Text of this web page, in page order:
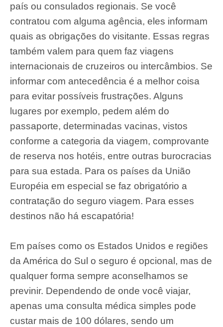
país ou consulados regionais. Se você
contratou com alguma agência, eles informam
quais as obrigações do visitante. Essas regras
também valem para quem faz viagens
internacionais de cruzeiros ou intercâmbios. Se
informar com antecedência é a melhor coisa
para evitar possíveis frustrações. Alguns
lugares por exemplo, pedem além do
passaporte, determinadas vacinas, vistos
conforme a categoria da viagem, comprovante
de reserva nos hotéis, entre outras burocracias
para sua estada. Para os países da União
Européia em especial se faz obrigatório a
contratação do seguro viagem. Para esses
destinos não há escapatória!
Em países como os Estados Unidos e regiões
da América do Sul o seguro é opcional, mas de
qualquer forma sempre aconselhamos se
previnir. Dependendo de onde você viajar,
apenas uma consulta médica simples pode
custar mais de 100 dólares, sendo um